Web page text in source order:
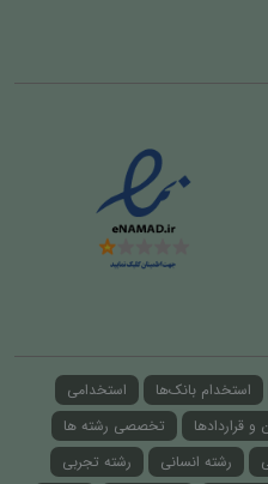
استخدام بانک‌ها
استخدامی
قراردادها
تخصصی رشته ها
رشته انسانی
رشته تجربی